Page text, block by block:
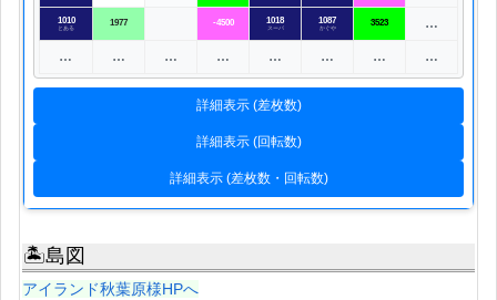
1010
とある 1977 -4500 1018
スーパ
1087
かぐや 3523 …
… … … … … … … …
詳細表示 (差枚数)
詳細表示 (回転数)
詳細表示 (差枚数・回転数)
🏝島図
アイランド秋葉原様HPへ